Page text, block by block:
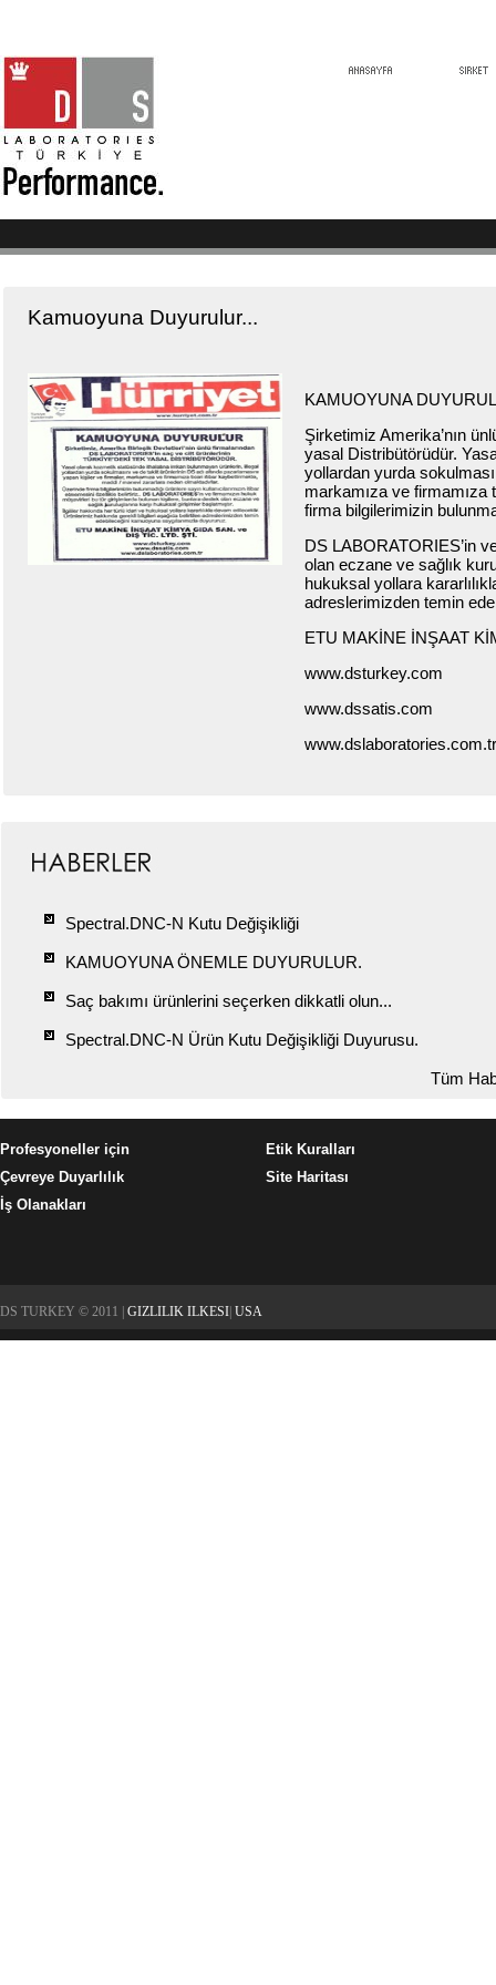
Kamuoyuna Duyurulur...
KAMUOYUNA
Şirketimiz Amerika’nın
yasal Distribütörüdür.
yollardan yurda
markamıza ve
firma bilgilerimizin
DS LABORATORIES’in
olan eczane ve sağlık
hukuksal yollara
adreslerimizden temin
ETU MAKİNE İNŞAAT
www.dsturkey.com
www.dssatis.com
www.dslaboratories.com.tr
Spectral.DNC-N Kutu Değişikliği
KAMUOYUNA ÖNEMLE DUYURULUR.
Saç bakımı ürünlerini seçerken dikkatli olun...
Spectral.DNC-N Ürün Kutu Değişikliği Duyurusu.
Tüm
Profesyoneller için
Çevreye Duyarlılık
İş Olanakları
Etik Kuralları
Site Haritası
DS TURKEY © 2011 | GIZLILIK ILKESI USA